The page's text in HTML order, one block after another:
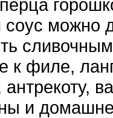
соус можно
к филе,
антрекоту,
и